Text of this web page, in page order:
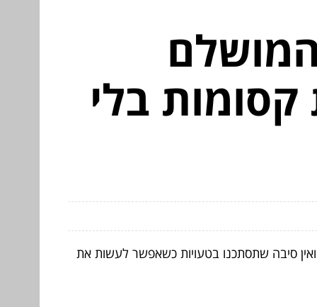
בלי
סיבה שתסתכנו בטעויות כשאפשר לעשות את